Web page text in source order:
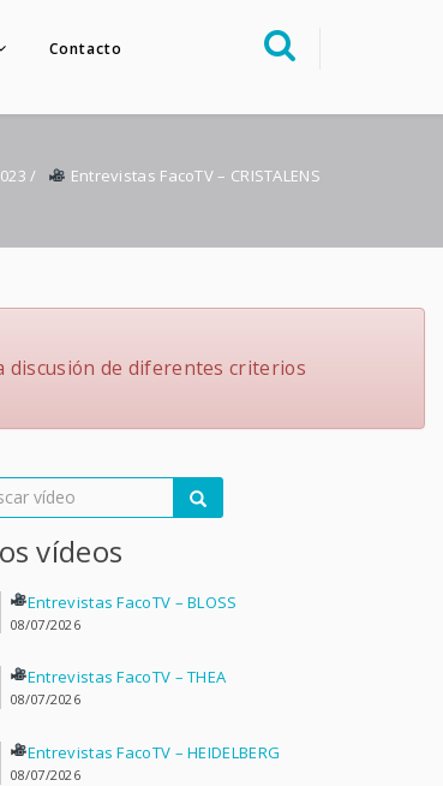
Contacto
Foro FacoElche
Comunicación
Contacto
/ Entrevistas FacoTV – CRISTALENS
discusión de diferentes criterios
vídeos
Entrevistas FacoTV – BLOSS
08/07/2026
Entrevistas FacoTV – THEA
08/07/2026
Entrevistas FacoTV – HEIDELBERG
08/07/2026